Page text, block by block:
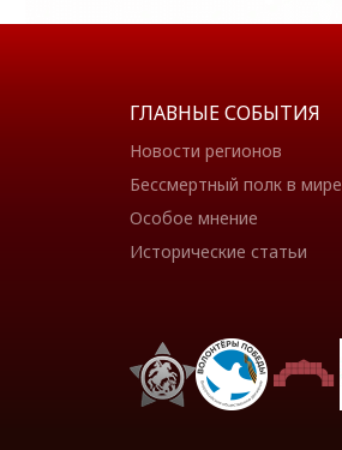
ГЛАВНЫЕ СОБЫТИЯ
Новости регионов
Бессмертный полк в мире
Особое мнение
Исторические статьи